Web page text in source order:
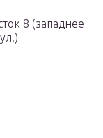
8 (западнее